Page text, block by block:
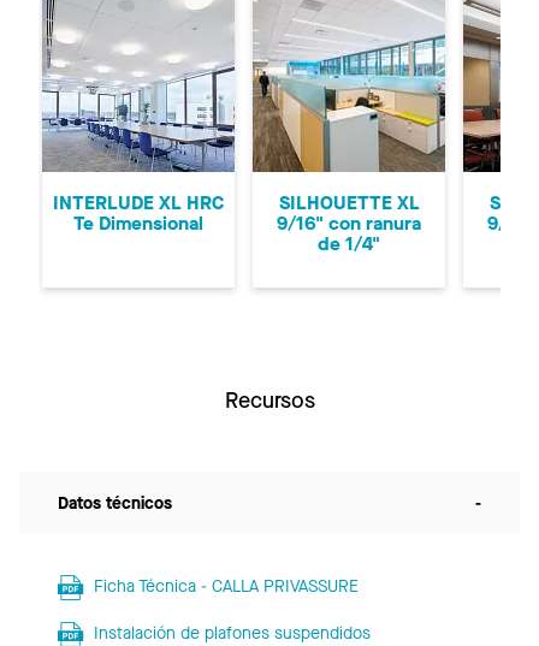
Anterior
INTERLUDE XL HRC
Te Dimensional
SILHOUETTE XL
9/16" con ranura
de 1/4"
9/16"
Recursos
Datos técnicos -
Ficha Técnica - CALLA PRIVASSURE
Instalación de plafones suspendidos